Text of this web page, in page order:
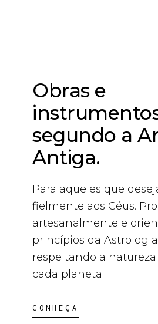
Obras e
segundo a
Antiga.
Para aqueles que
fielmente aos Céus.
artesanalmente e
princípios da
respeitando a
cada planeta.
CONHEÇA